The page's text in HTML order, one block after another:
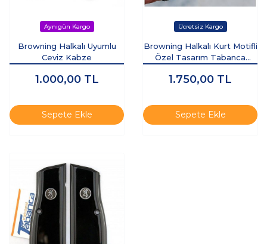
Browning Halkalı Uyumlu
Ceviz Kabze
1.000,00 TL
Sepete Ekle
Browning Halkalı Kurt Motifli
Özel Tasarım Tabanca
1.750,00 TL
Sepete Ekle